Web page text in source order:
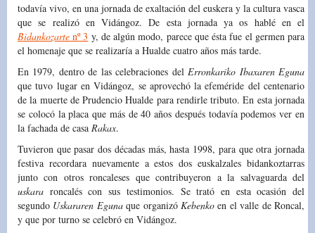
todavía vivo, en una jornada de exaltación del euskera y la cultura vasca
que se realizó en Vidángoz. De esta jornada ya os hablé en el
Bidankozarte nº 3 y, de algún modo, parece que ésta fue el germen para
el homenaje que se realizaría a Hualde cuatro años más tarde.
En 1979, dentro de las celebraciones delErronkariko Ibaxaren Eguna
que tuvo lugar en Vidángoz, se aprovechó la efeméride del centenario
de la muerte de Prudencio Hualde para rendirle tributo. En esta jornada
se colocó la placa que más de 40 años después todavía podemos ver en
la fachada de casa Rakax.
Tuvieron que pasar dos décadas más, hasta 1998, para que otra jornada
festiva recordara nuevamente a estos dos euskalzales bidankoztarras
junto con otros roncaleses que contribuyeron a la salvaguarda del
uskara roncalés con sus testimonios. Se trató en esta ocasión del
segundo Uskararen Egunaque organizóKebenko en el valle de Roncal,
y que por turno se celebró en Vidángoz.